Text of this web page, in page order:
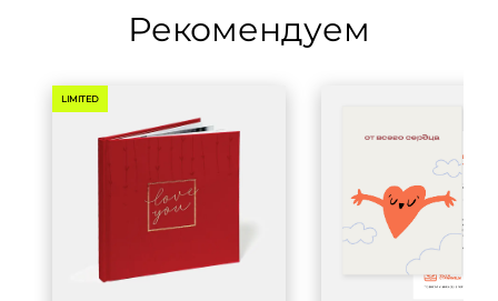
Рекомендуем
LIMITED